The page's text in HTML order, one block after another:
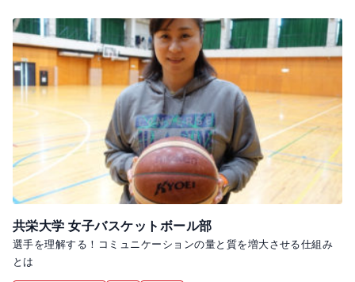
共栄大学 女子バスケットボール部
選手を理解する！コミュニケーションの量と質を増大させる仕組み
とは